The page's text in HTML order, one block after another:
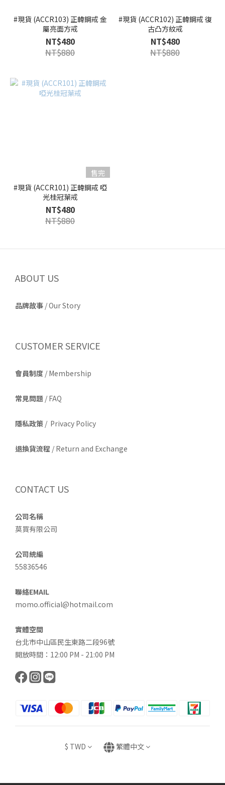
#現貨 (ACCR103) 正韓鋼戒 金
屬亮面方戒
NT$480
NT$880
#現貨 (ACCR102) 正韓鋼戒 復
古凸方紋戒
NT$480
NT$880
售完
#現貨 (ACCR101) 正韓鋼戒 啞
光桂冠葉戒
NT$480
NT$880
ABOUT US
品牌故事 /Our Story
CUSTOMER SERVICE
會員制度 / Membership
常見問題 / FAQ
隱私政策 / Privacy Policy
退換貨流程 / Return and Exchange
CONTACT US
公司名稱
莫買有限公司
公司統編
55836546
聯絡EMAIL
momo.official@hotmail.com
實體空間
台北市中山區民生東路二段96號
開放時間：12:00 PM - 21:00 PM
$ TWD 繁體中文